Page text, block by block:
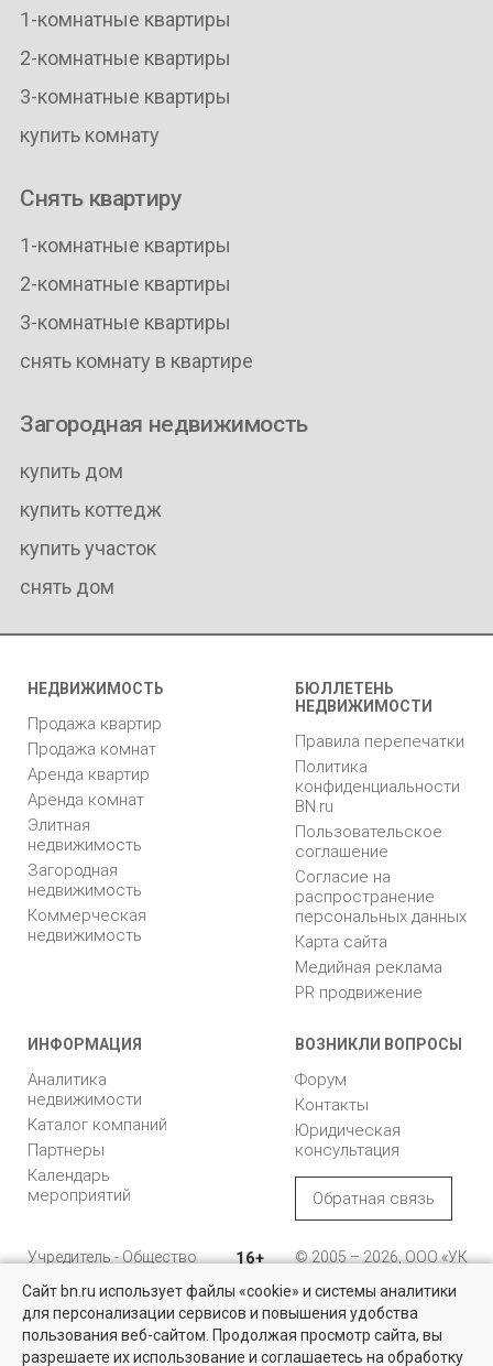
Недвижимость за городом
1-комнатные квартиры
2-комнатные квартиры
3-комнатные квартиры
купить комнату
Снять квартиру
1-комнатные квартиры
2-комнатные квартиры
3-комнатные квартиры
снять комнату в квартире
Загородная недвижимость
купить дом
купить коттедж
купить участок
снять дом
НЕДВИЖИМОСТЬ
Продажа квартир
Продажа комнат
Аренда квартир
Аренда комнат
Элитная
недвижимость
Загородная
недвижимость
Коммерческая
недвижимость
БЮЛЛЕТЕНЬ
НЕДВИЖИМОСТИ
Правила перепечатки
Политика
конфиденциальности
BN.ru
Пользовательское
соглашение
Согласие на
распространение
персональных данных
Карта сайта
Медийная реклама
PR продвижение
ИНФОРМАЦИЯ
Аналитика
недвижимости
Каталог компаний
Партнеры
Календарь
мероприятий
ВОЗНИКЛИ ВОПРОСЫ
Форум
Контакты
Юридическая
консультация
Обратная связь
Учредитель - Общество
ответственностью
"Управляющая
компания "Бюллетень
недвижимости"
16+
© 2005 – 2026, ООО «УК
196105, Санкт-
Петербург, пр. Юрия
Гагарина, 1
Сайт bn.ru использует файлы «cookie» и системы аналитики
для персонализации сервисов и повышения удобства
пользования веб-сайтом. Продолжая просмотр сайта, вы
разрешаете их использование и соглашаетесь на обработку